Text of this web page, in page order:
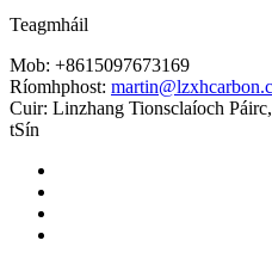
Teagmháil
Mob: +8615097673169
Ríomhphost:
Cuir: Linzhang Tionsclaíoch
tSín